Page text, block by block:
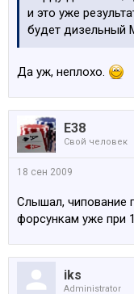
и это уже
будет дизельный
Да уж, неплохо.
E38
Свой человек
18 сен 2009
Слышал, чипование
форсункам уже при
iks
Administrator